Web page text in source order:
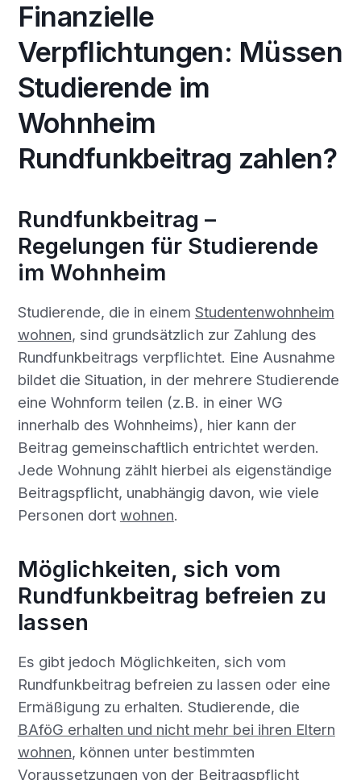
Finanzielle
Verpflichtungen: Müssen
Studierende im
Wohnheim
Rundfunkbeitrag zahlen?
Rundfunkbeitrag –
Regelungen für Studierende
im Wohnheim
Studierende, die in einem Studentenwohnheim
wohnen, sind grundsätzlich zur Zahlung des
Rundfunkbeitrags verpflichtet. Eine Ausnahme
bildet die Situation, in der mehrere Studierende
eine Wohnform teilen (z.B. in einer WG
innerhalb des Wohnheims), hier kann der
Beitrag gemeinschaftlich entrichtet werden.
Jede Wohnung zählt hierbei als eigenständige
Beitragspflicht, unabhängig davon, wie viele
Personen dort wohnen.
Möglichkeiten, sich vom
Rundfunkbeitrag befreien zu
lassen
Es gibt jedoch Möglichkeiten, sich vom
Rundfunkbeitrag befreien zu lassen oder eine
Ermäßigung zu erhalten. Studierende, die
BAföG erhalten und nicht mehr bei ihren Eltern
wohnen, können unter bestimmten
Voraussetzungen von der Beitragspflicht